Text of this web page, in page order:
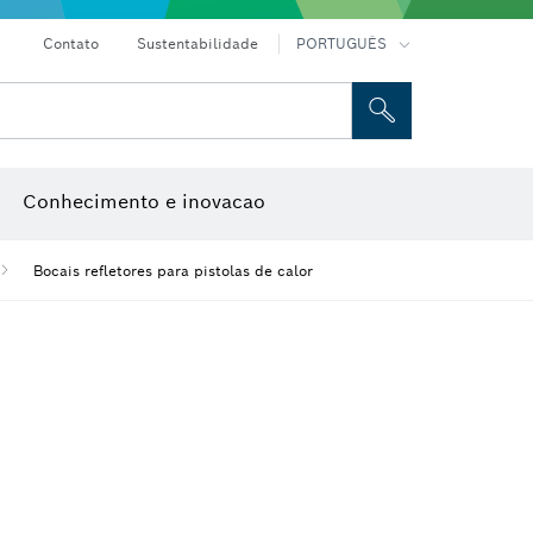
Contato Sustentabilidade PORTUGUÊS
Conhecimento e inovacao
Bocais refletores para pistolas de calor